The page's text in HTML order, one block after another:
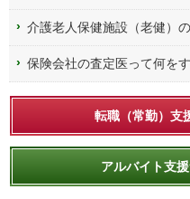
介護老人保健施設（老健）
保険会社の査定医って何を
転職（常勤）支
アルバイト支